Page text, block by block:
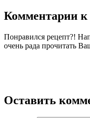
Комментарии к
Понравился рецепт?!
очень рада прочитать
Оставить